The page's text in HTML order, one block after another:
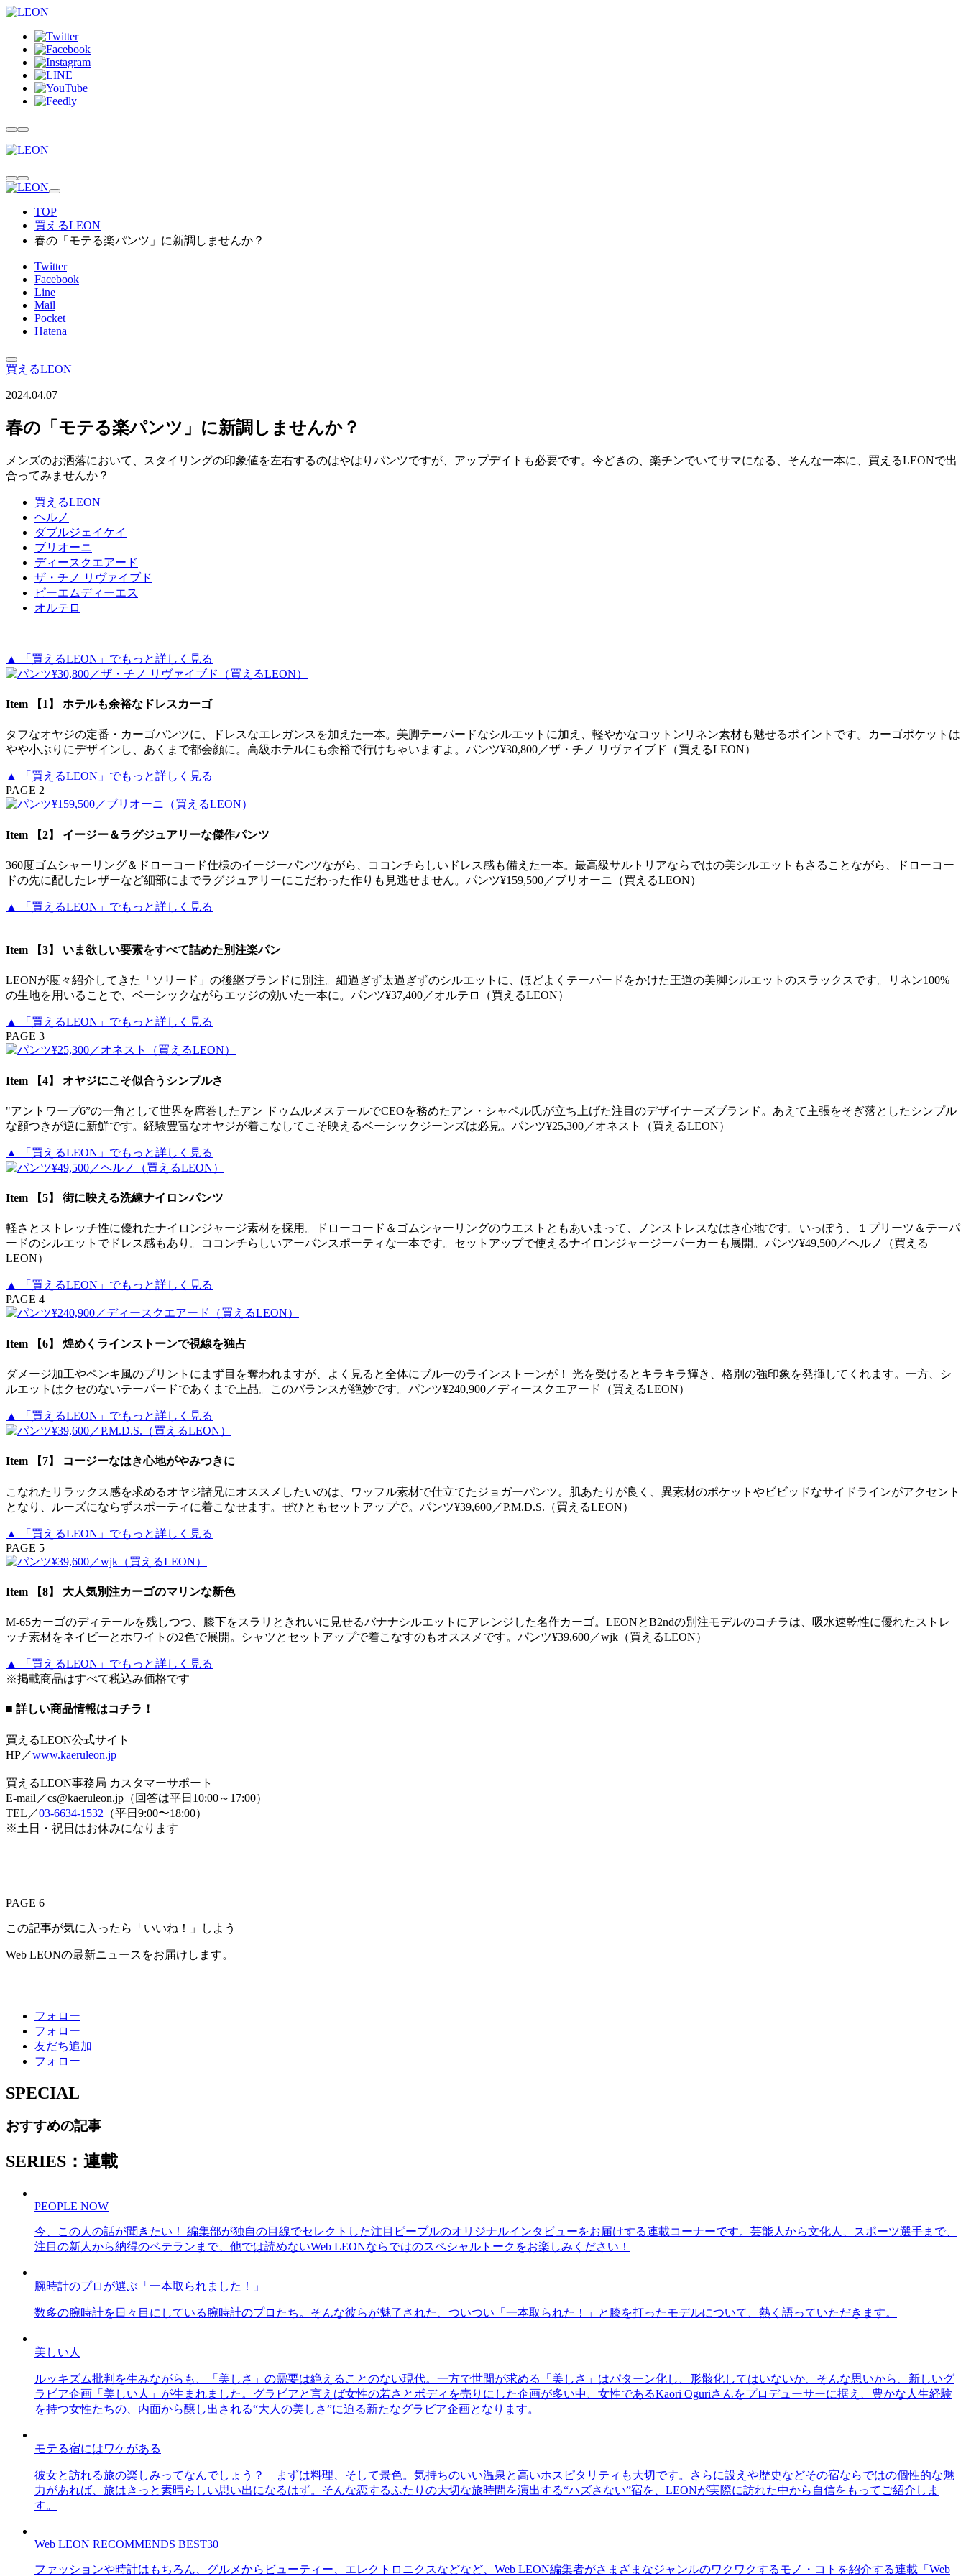
TOP
買えるLEON
春の「モテる楽パンツ」に新調しませんか？
Twitter
Facebook
Line
Mail
Pocket
Hatena
買えるLEON
2024.04.07
春の「モテる楽パンツ」に新調しませんか？
メンズのお洒落において、スタイリングの印象値を左右するのはやはりパンツですが、アップデイトも必要です。今どきの、楽チンでいてサマになる、そんな一本に、買えるLEONで出
合ってみませんか？
買えるLEON
ヘルノ
ダブルジェイケイ
ブリオーニ
ディースクエアード
ザ・チノ リヴァイブド
ピーエムディーエス
オルテロ
▲ 「買えるLEON」でもっと詳しく見る
Item 【1】 ホテルも余裕なドレスカーゴ
タフなオヤジの定番・カーゴパンツに、ドレスなエレガンスを加えた一本。美脚テーパードなシルエットに加え、軽やかなコットンリネン素材も魅せるポイントです。カーゴポケットは
やや小ぶりにデザインし、あくまで都会顔に。高級ホテルにも余裕で行けちゃいますよ。パンツ¥30,800／ザ・チノ リヴァイブド（買えるLEON）
▲ 「買えるLEON」でもっと詳しく見る
PAGE 2
Item 【2】 イージー＆ラグジュアリーな傑作パンツ
360度ゴムシャーリング＆ドローコード仕様のイージーパンツながら、ココンチらしいドレス感も備えた一本。最高級サルトリアならではの美シルエットもさることながら、ドローコー
ドの先に配したレザーなど細部にまでラグジュアリーにこだわった作りも見逃せません。パンツ¥159,500／ブリオーニ（買えるLEON）
▲ 「買えるLEON」でもっと詳しく見る
Item 【3】 いま欲しい要素をすべて詰めた別注楽パン
LEONが度々紹介してきた「ソリード」の後継ブランドに別注。細過ぎず太過ぎずのシルエットに、ほどよくテーパードをかけた王道の美脚シルエットのスラックスです。リネン100%
の生地を用いることで、ベーシックながらエッジの効いた一本に。パンツ¥37,400／オルテロ（買えるLEON）
▲ 「買えるLEON」でもっと詳しく見る
PAGE 3
Item 【4】 オヤジにこそ似合うシンプルさ
"アントワープ6”の一角として世界を席巻したアン ドゥムルメステールでCEOを務めたアン・シャペル氏が立ち上げた注目のデザイナーズブランド。あえて主張をそぎ落としたシンプル
な顔つきが逆に新鮮です。経験豊富なオヤジが着こなしてこそ映えるベーシックジーンズは必見。パンツ¥25,300／オネスト（買えるLEON）
▲ 「買えるLEON」でもっと詳しく見る
Item 【5】 街に映える洗練ナイロンパンツ
軽さとストレッチ性に優れたナイロンジャージ素材を採用。ドローコード＆ゴムシャーリングのウエストともあいまって、ノンストレスなはき心地です。いっぽう、１プリーツ＆テーパ
ードのシルエットでドレス感もあり。ココンチらしいアーバンスポーティな一本です。セットアップで使えるナイロンジャージーパーカーも展開。パンツ¥49,500／ヘルノ（買える
LEON）
▲ 「買えるLEON」でもっと詳しく見る
PAGE 4
Item 【6】 煌めくラインストーンで視線を独占
ダメージ加工やペンキ風のプリントにまず目を奪われますが、よく見ると全体にブルーのラインストーンが！ 光を受けるとキラキラ輝き、格別の強印象を発揮してくれます。一方、シ
ルエットはクセのないテーパードであくまで上品。このバランスが絶妙です。パンツ¥240,900／ディースクエアード（買えるLEON）
▲ 「買えるLEON」でもっと詳しく見る
Item 【7】 コージーなはき心地がやみつきに
こなれたリラックス感を求めるオヤジ諸兄にオススメしたいのは、ワッフル素材で仕立てたジョガーパンツ。肌あたりが良く、異素材のポケットやビビッドなサイドラインがアクセント
となり、ルーズにならずスポーティに着こなせます。ぜひともセットアップで。パンツ¥39,600／P.M.D.S.（買えるLEON）
▲ 「買えるLEON」でもっと詳しく見る
PAGE 5
Item 【8】 大人気別注カーゴのマリンな新色
M-65カーゴのディテールを残しつつ、膝下をスラリときれいに見せるバナナシルエットにアレンジした名作カーゴ。LEONとB2ndの別注モデルのコチラは、吸水速乾性に優れたストレ
ッチ素材をネイビーとホワイトの2色で展開。シャツとセットアップで着こなすのもオススメです。パンツ¥39,600／wjk（買えるLEON）
▲ 「買えるLEON」でもっと詳しく見る
※掲載商品はすべて税込み価格です
■ 詳しい商品情報はコチラ！
買えるLEON公式サイト
HP／www.kaeruleon.jp
買えるLEON事務局 カスタマーサポート
E-mail／cs@kaeruleon.jp（回答は平日10:00～17:00）
TEL／03-6634-1532 （平日9:00〜18:00）
※土日・祝日はお休みになります
PAGE 6
この記事が気に入ったら「いいね！」しよう
Web LEONの最新ニュースをお届けします。
フォロー
フォロー
友だち追加
フォロー
SPECIAL
おすすめの記事
SERIES：連載
PEOPLE NOW
今、この人の話が聞きたい！ 編集部が独自の目線でセレクトした注目ピープルのオリジナルインタビューをお届けする連載コーナーです。芸能人から文化人、スポーツ選手まで、
注目の新人から納得のベテランまで、他では読めないWeb LEONならではのスペシャルトークをお楽しみください！
腕時計のプロが選ぶ「一本取られました！」
数多の腕時計を日々目にしている腕時計のプロたち。そんな彼らが魅了された、ついつい「一本取られた！」と膝を打ったモデルについて、熱く語っていただきます。
美しい人
ルッキズム批判を生みながらも、「美しさ」の需要は絶えることのない現代。一方で世間が求める「美しさ」はパターン化し、形骸化してはいないか、そんな思いから、新しいグ
ラビア企画「美しい人」が生まれました。グラビアと言えば女性の若さとボディを売りにした企画が多い中、女性であるKaori Oguriさんをプロデューサーに据え、豊かな人生経験
を持つ女性たちの、内面から醸し出される“大人の美しさ”に迫る新たなグラビア企画となります。
モテる宿にはワケがある
彼女と訪れる旅の楽しみってなんでしょう？ まずは料理、そして景色。気持ちのいい温泉と高いホスピタリティも大切です。さらに設えや歴史などその宿ならではの個性的な魅
力があれば、旅はきっと素晴らしい思い出になるはず。そんな恋するふたりの大切な旅時間を演出する“ハズさない”宿を、LEONが実際に訪れた中から自信をもってご紹介しま
す。
Web LEON RECOMMENDS BEST30
ファッションや時計はもちろん、グルメからビューティー、エレクトロニクスなどなど、Web LEON編集者がさまざまなジャンルのワクワクするモノ・コトを紹介する連載「Web